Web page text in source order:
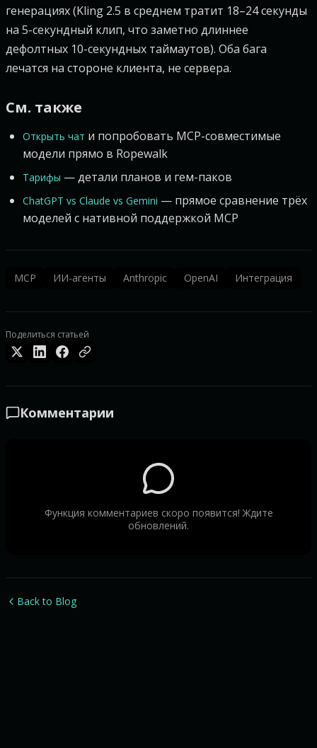
генерациях (Kling 2.5 в среднем тратит 18–24 секунды
на 5-секундный клип, что заметно длиннее
дефолтных 10-секундных таймаутов). Оба бага
лечатся на стороне клиента, не сервера.
См. также
Открыть чат и попробовать MCP-совместимые
модели прямо в Ropewalk
Тарифы — детали планов и гем-паков
ChatGPT vs Claude vs Gemini — прямое сравнение трёх
моделей с нативной поддержкой MCP
MCP ИИ-агенты Anthropic OpenAI Интеграция
Поделиться статьей
Комментарии
Функция комментариев скоро появится! Ждите
обновлений.
Back to Blog